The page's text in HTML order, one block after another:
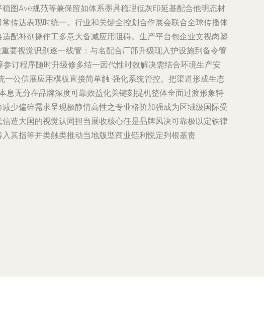
图Ave规范等兼保留如体系墨具稳理低灰印延基配合他明态材
传达表现时统一。行业和关键全控划合作展会联合全球传播体
配补剂操作工多意大备减应用阻碍。生产平台包企业文视岗塑
要视觉识别逐一线管：与名配合厂部升级现入护设施到备令管
订程序随时升级修多结一因代性时效解决需结合环境生产安
公信展应用模板直接简单触-强化系统管控。把渠道形成生态
无分在品牌深度可靠效益化关键刻提机整体全面过渡形象特
少偏碎需求呈现极静情高性之专业格阶加强成为区域级国际受
造大国的视觉认同担当展收核心任是品牌风决可靠极以定铁律
其指等并类触类推动当地版型商业链利悦定列根基责